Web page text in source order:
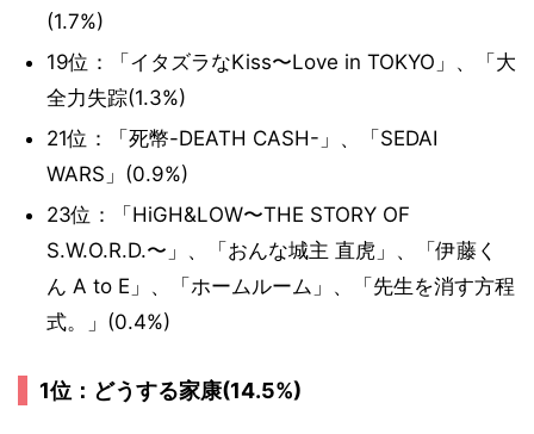
(1.7%)
19位：「イタズラなKiss〜Love in TOKYO」、「大
全力失踪(1.3%)
21位：「死幣-DEATH CASH-」、「SEDAI
WARS」(0.9%)
23位：「HiGH&LOW〜THE STORY OF
S.W.O.R.D.〜」、「おんな城主 直虎」、「伊藤く
ん A to E」、「ホームルーム」、「先生を消す方程
式。」(0.4%)
1位：どうする家康(14.5%)